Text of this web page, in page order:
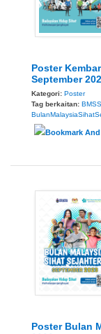
Poster
September
Kategori: Poster
Tag berkaitan: BMSS
Poster Bulan